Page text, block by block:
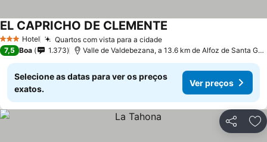
3 EstrelasHotel Quartos com vista para a cidade
EL CAPRICHO DE CLEMENTE
7,5 Boa 1.373 Valle de Valdebezana, a 13.6 km de Alfoz de Santa Gadea
Selecione as datas para ver os preços
exatos.
Ver preços
Partilhar